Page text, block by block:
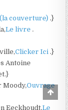
(la couverture).}
Le livre.
Clicker Ici.}
Antoine
Moody,Ouvrage
Eeckhoudt,Le
to
Top